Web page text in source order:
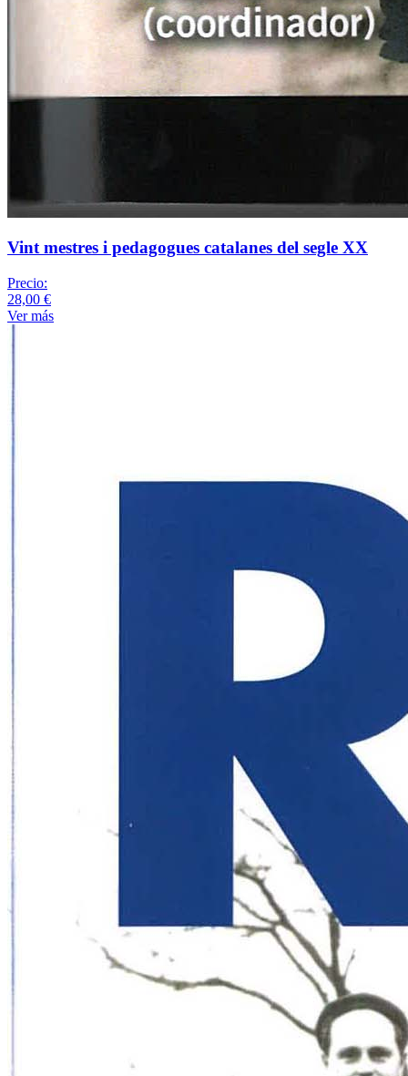
Vint mestres i pedagogues catalanes del segle XX
Precio:
28,00 €
Ver más